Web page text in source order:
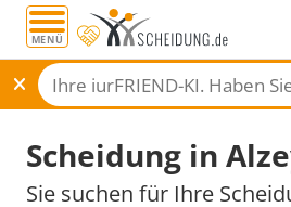
MENÜ
Scheidung in
Sie suchen für Ihre